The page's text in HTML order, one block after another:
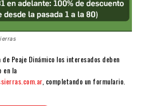
Peaje Dinámico los interesados deben
en la
, completando un formulario.